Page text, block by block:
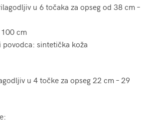
u 6 točaka za opseg od 38 cm –
cm
sintetička koža
u 4 točke za opseg 22 cm – 29